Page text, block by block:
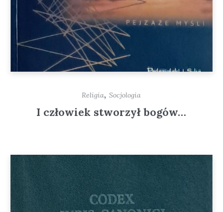
Religia,Socjologia
I człowiek stworzył bogów…